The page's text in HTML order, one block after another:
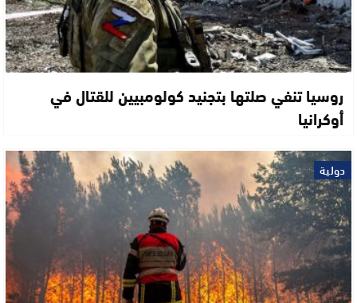
روسيا تنفي صلتها بتجنيد كولومبيين للقتال في
أوكرانيا
دولية